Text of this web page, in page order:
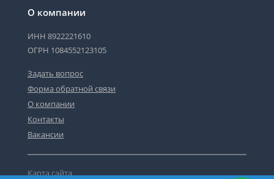
О компании
ИНН 8922221610
ОГРН 1084552123105
Задать вопрос
Форма обратной связи
О компании
Контакты
Вакансии
Карта сайта